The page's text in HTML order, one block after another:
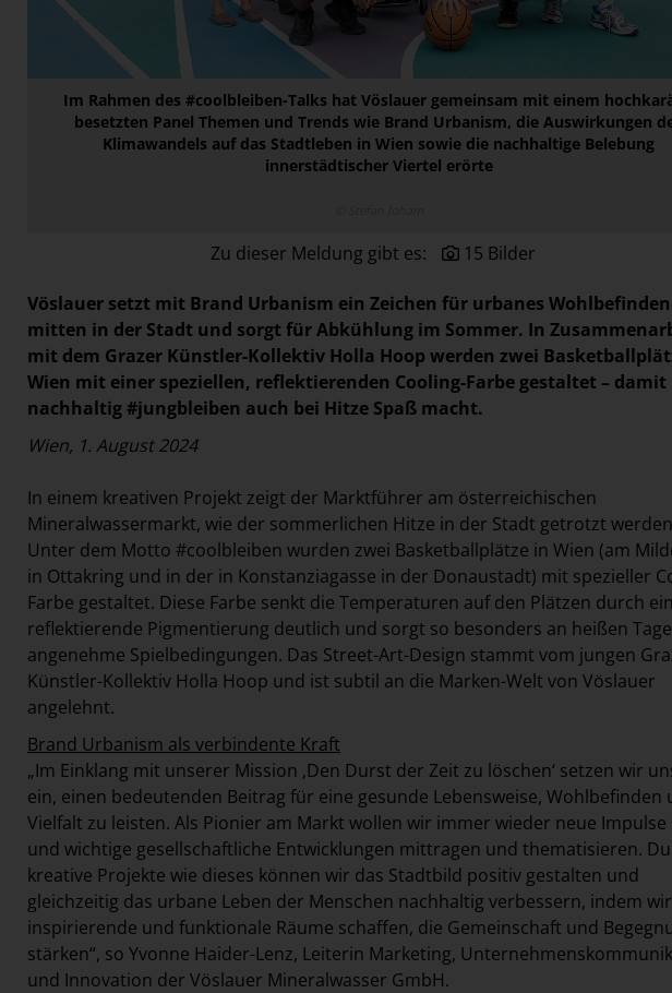
Im Rahmen des #coolbleiben-Talks hat Vöslauer gemeinsam mit einem
besetzten Panel Themen und Trends wie Brand Urbanism, die Auswirkungen
Klimawandels auf das Stadtleben in Wien sowie die nachhaltige Belebung
innerstädtischer Viertel erörte
Zu dieser Meldung gibt es: 15 Bilder
Vöslauer setzt mit Brand Urbanism ein Zeichen für urbanes Wohlbefinden
mitten in der Stadt und sorgt für Abkühlung im Sommer. In
mit dem Grazer Künstler-Kollektiv Holla Hoop werden zwei
Wien mit einer speziellen, reflektierenden Cooling-Farbe gestaltet – damit
nachhaltig #jungbleiben auch bei Hitze Spaß macht.
Wien, 1. August 2024
In einem kreativen Projekt zeigt der Marktführer am österreichischen
Mineralwassermarkt, wie der sommerlichen Hitze in der Stadt getrotzt
Unter dem Motto #coolbleiben wurden zwei Basketballplätze in Wien (am
in Ottakring und in der in Konstanziagasse in der Donaustadt) mit spezieller
Farbe gestaltet. Diese Farbe senkt die Temperaturen auf den Plätzen durch
reflektierende Pigmentierung deutlich und sorgt so besonders an heißen
angenehme Spielbedingungen. Das Street-Art-Design stammt vom jungen
Künstler-Kollektiv Holla Hoop und ist subtil an die Marken-Welt von Vöslauer
angelehnt.
Brand Urbanism als verbindente Kraft
„Im Einklang mit unserer Mission ‚Den Durst der Zeit zu löschen‘ setzen wir
ein, einen bedeutenden Beitrag für eine gesunde Lebensweise, Wohlbefinden
Vielfalt zu leisten. Als Pionier am Markt wollen wir immer wieder neue Impulse
und wichtige gesellschaftliche Entwicklungen mittragen und thematisieren.
kreative Projekte wie dieses können wir das Stadtbild positiv gestalten und
gleichzeitig das urbane Leben der Menschen nachhaltig verbessern, indem wir
inspirierende und funktionale Räume schaffen, die Gemeinschaft und
stärken“, so Yvonne Haider-Lenz, Leiterin Marketing,
und Innovation der Vöslauer Mineralwasser GmbH.